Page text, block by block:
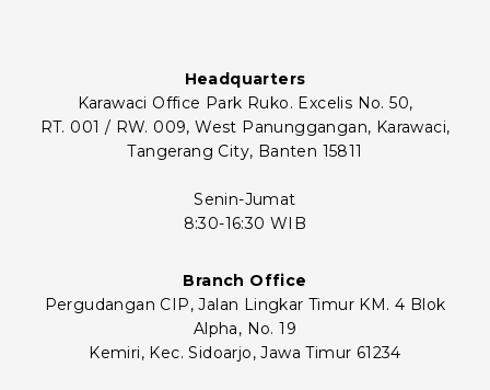
Headquarters
Karawaci Office Park Ruko. Excelis No. 50,
RT. 001 / RW. 009, West Panunggangan, Karawaci,
Tangerang City, Banten 15811
Senin-Jumat
8:30-16:30 WIB
Branch Office
Pergudangan CIP, Jalan Lingkar Timur KM. 4 Blok
Alpha, No. 19
Kemiri, Kec. Sidoarjo, Jawa Timur 61234